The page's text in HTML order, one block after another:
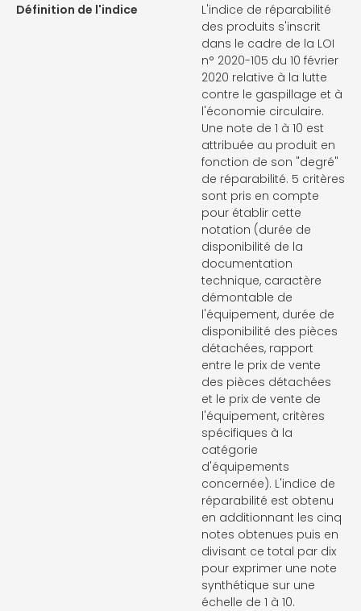
Définition de l'indice
L'indice de réparabilité
des produits s'inscrit
dans le cadre de la LOI
n° 2020-105 du 10 février
2020 relative à la lutte
contre le gaspillage et à
l'économie circulaire.
Une note de 1 à 10 est
attribuée au produit en
fonction de son "degré"
de réparabilité. 5 critères
sont pris en compte
pour établir cette
notation (durée de
disponibilité de la
documentation
technique, caractère
démontable de
l'équipement, durée de
disponibilité des pièces
détachées, rapport
entre le prix de vente
des pièces détachées
et le prix de vente de
l'équipement, critères
spécifiques à la
catégorie
d'équipements
concernée). L'indice de
réparabilité est obtenu
en additionnant les cinq
notes obtenues puis en
divisant ce total par dix
pour exprimer une note
synthétique sur une
échelle de 1 à 10.